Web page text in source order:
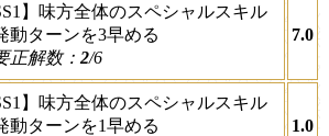
】味方全体のスペシャルスキル
動ターンを3早める
正解数： 2/6
7.0
】味方全体のスペシャルスキル
動ターンを1早める
1.0